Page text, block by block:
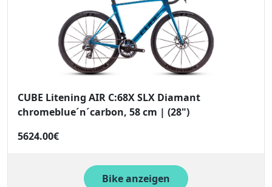
CUBE Litening AIR C:68X SLX Diamant
chromeblue´n´carbon, 58 cm | (28")
5624.00€
Bike anzeigen